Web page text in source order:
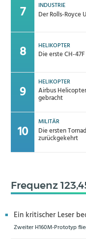
INDUSTRIE
Der Rolls-Royce
HELIKOPTER
Die erste CH-
HELIKOPTER
Airbus
gebracht
MILITÄR
Die ersten
zurückgekehrt
Frequenz
Ein kritischer Leser
Zweiter H160M-Prototyp